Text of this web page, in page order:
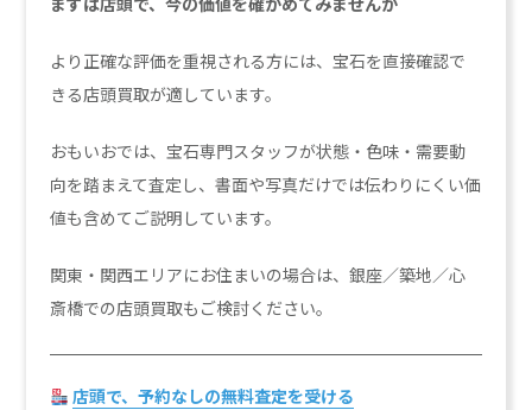
より正確な評価を重視される方には、宝石を直接確認で
きる店頭買取が適しています。
おもいおでは、宝石専門スタッフが状態・色味・需要動
向を踏まえて査定し、書面や写真だけでは伝わりにくい価
値も含めてご説明しています。
関東・関西エリアにお住まいの場合は、銀座／築地／心
斎橋での店頭買取もご検討ください。
店頭で、予約なしの無料査定を受ける